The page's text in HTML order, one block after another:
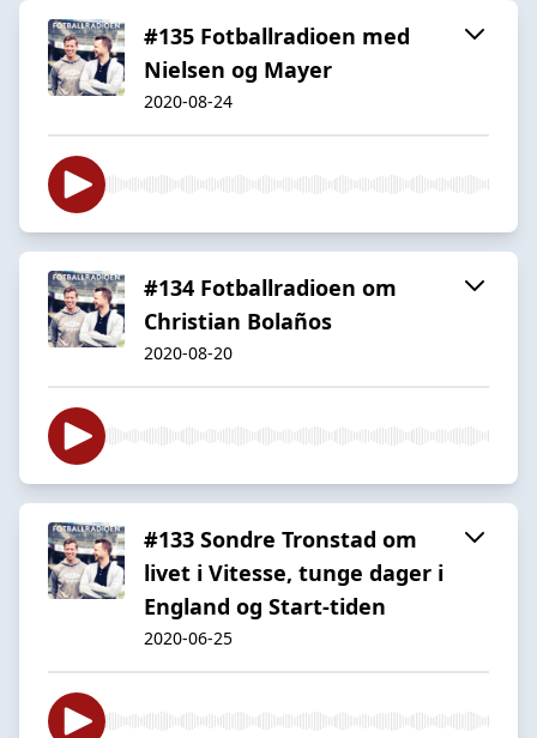
#135 Fotballradioen med
Nielsen og Mayer
2020-08-24
#134 Fotballradioen om
Christian Bolaños
2020-08-20
#133 Sondre Tronstad om
livet i Vitesse, tunge dager i
England og Start-tiden
2020-06-25